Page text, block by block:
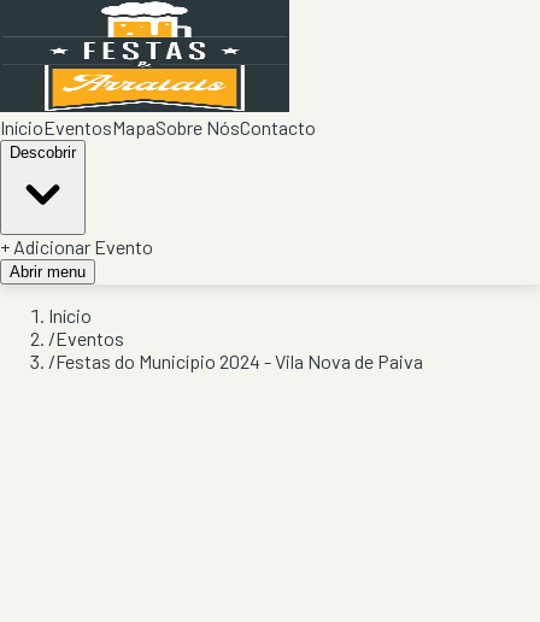
InícioEventosMapaSobre NósContacto
Descobrir
+ Adicionar Evento
Abrir menu
Início
/Eventos
/Festas do Município 2024 - Vila Nova de Paiva